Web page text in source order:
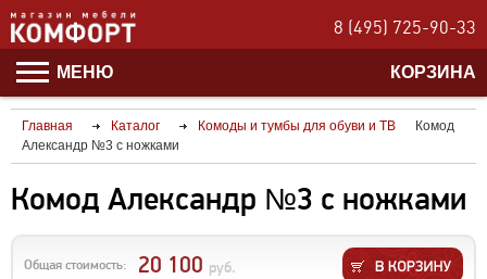
8 (495) 725-90-33
МЕНЮ КОРЗИНА
Главная Каталог Комоды и тумбы для обуви и ТВ
Комод
Александр №3 с ножками
Комод Александр №3 с ножками
Общая стоимость: 20 100 руб.